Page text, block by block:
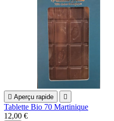
 Aperçu rapide 
Tablette Bio 70 Martinique
12,00 €